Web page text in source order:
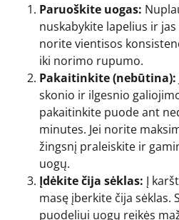
Paruoškite uogas:
nuskabykite lapelius ir
norite vientisos
iki norimo rupumo.
Pakaitinkite (nebūtina):
skonio ir ilgesnio
pakaitinkite puode ant
minutes. Jei norite
žingsnį praleiskite ir
uogų.
Įdėkite čija sėklas: Į
masę įberkite čija sėklas.
puodeliui uogų reikės